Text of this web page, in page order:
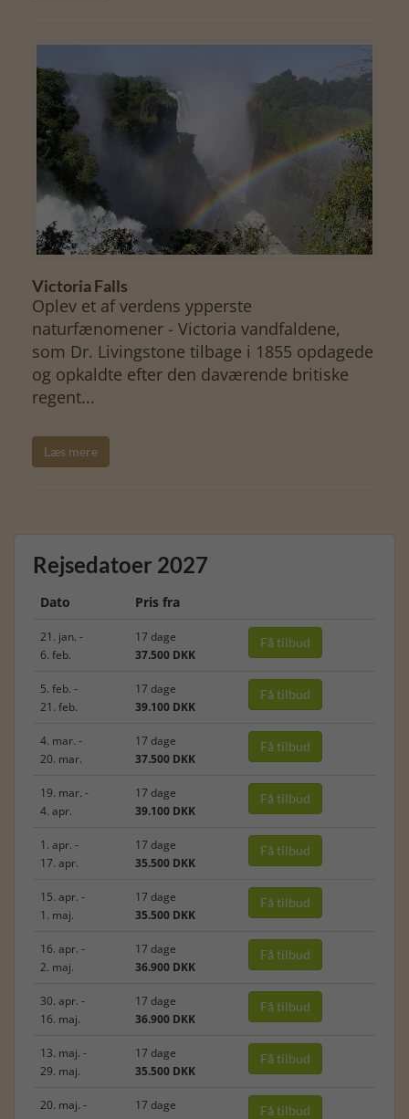
Victoria Falls
Oplev et af verdens ypperste
naturfænomener - Victoria vandfaldene,
som Dr. Livingstone tilbage i 1855 opdagede
og opkaldte efter den daværende britiske
regent...
Læs mere
Rejsedatoer 2027
Dato Pris fra
21. jan. -
6. feb.
17 dage
37.500 DKK
Få tilbud
5. feb. -
21. feb.
17 dage
39.100 DKK
Få tilbud
4. mar. -
20. mar.
17 dage
37.500 DKK
Få tilbud
19. mar. -
4. apr.
17 dage
39.100 DKK
Få tilbud
1. apr. -
17. apr.
17 dage
35.500 DKK
Få tilbud
15. apr. -
1. maj.
17 dage
35.500 DKK
Få tilbud
16. apr. -
2. maj.
17 dage
36.900 DKK
Få tilbud
30. apr. -
16. maj.
17 dage
36.900 DKK
Få tilbud
13. maj. -
29. maj.
17 dage
35.500 DKK
Få tilbud
20. maj. -
17 dage
Få tilbud